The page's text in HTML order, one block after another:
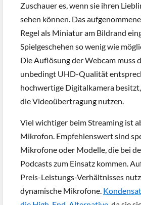
Zuschauer es, wenn sie ihren
sehen können. Das
Regel als Miniatur am Bildrand
Spielgeschehen so wenig wie
Die Auflösung der Webcam muss
unbedingt UHD-Qualität
hochwertige Digitalkamera
die Videoübertragung nutzen.
Viel wichtiger beim Streaming ist
Mikrofon. Empfehlenswert sind
Mikrofone oder Modelle, die bei
Podcasts zum Einsatz kommen.
Preis-Leistungs-Verhältnisses
dynamische Mikrofone.